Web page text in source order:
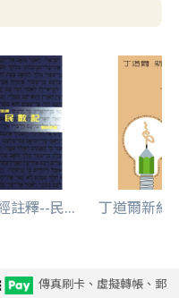
註釋--民... 丁道爾新約
傳真刷卡、虛擬轉帳、郵